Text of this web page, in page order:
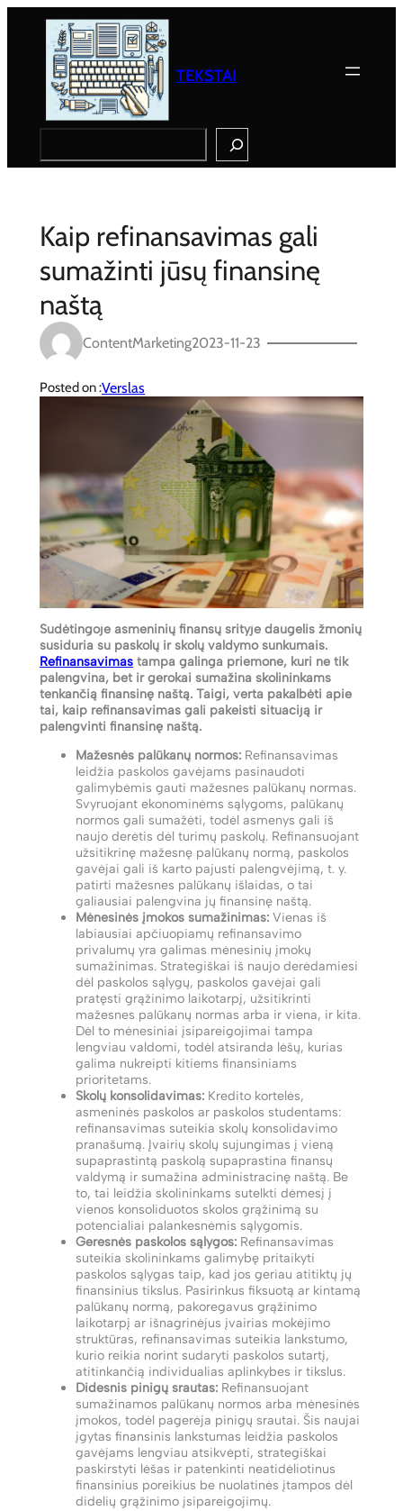
TEKSTAI
Kaip refinansavimas gali
sumažinti jūsų finansinę
naštą
ContentMarketing2023-11-23
Posted on :Verslas
Sudėtingoje asmeninių finansų srityje daugelis žmonių
susiduria su paskolų ir skolų valdymo sunkumais.
Refinansavimas tampa galinga priemone, kuri ne tik
palengvina, bet ir gerokai sumažina skolininkams
tenkančią finansinę naštą. Taigi, verta pakalbėti apie
tai, kaip refinansavimas gali pakeisti situaciją ir
palengvinti finansinę naštą.
Mažesnės palūkanų normos: Refinansavimas
leidžia paskolos gavėjams pasinaudoti
galimybėmis gauti mažesnes palūkanų normas.
Svyruojant ekonominėms sąlygoms, palūkanų
normos gali sumažėti, todėl asmenys gali iš
naujo derėtis dėl turimų paskolų. Refinansuojant
užsitikrinę mažesnę palūkanų normą, paskolos
gavėjai gali iš karto pajusti palengvėjimą, t. y.
patirti mažesnes palūkanų išlaidas, o tai
galiausiai palengvina jų finansinę naštą.
Mėnesinės įmokos sumažinimas: Vienas iš
labiausiai apčiuopiamų refinansavimo
privalumų yra galimas mėnesinių įmokų
sumažinimas. Strategiškai iš naujo derėdamiesi
dėl paskolos sąlygų, paskolos gavėjai gali
pratęsti grąžinimo laikotarpį, užsitikrinti
mažesnes palūkanų normas arba ir viena, ir kita.
Dėl to mėnesiniai įsipareigojimai tampa
lengviau valdomi, todėl atsiranda lėšų, kurias
galima nukreipti kitiems finansiniams
prioritetams.
Skolų konsolidavimas: Kredito kortelės,
asmeninės paskolos ar paskolos studentams:
refinansavimas suteikia skolų konsolidavimo
pranašumą. Įvairių skolų sujungimas į vieną
supaprastintą paskolą supaprastina finansų
valdymą ir sumažina administracinę naštą. Be
to, tai leidžia skolininkams sutelkti dėmesį į
vienos konsoliduotos skolos grąžinimą su
potencialiai palankesnėmis sąlygomis.
Geresnės paskolos sąlygos: Refinansavimas
suteikia skolininkams galimybę pritaikyti
paskolos sąlygas taip, kad jos geriau atitiktų jų
finansinius tikslus. Pasirinkus fiksuotą ar kintamą
palūkanų normą, pakoregavus grąžinimo
laikotarpį ar išnagrinėjus įvairias mokėjimo
struktūras, refinansavimas suteikia lankstumo,
kurio reikia norint sudaryti paskolos sutartį,
atitinkančią individualias aplinkybes ir tikslus.
Didesnis pinigų srautas: Refinansuojant
sumažinamos palūkanų normos arba mėnesinės
įmokos, todėl pagerėja pinigų srautai. Šis naujai
įgytas finansinis lankstumas leidžia paskolos
gavėjams lengviau atsikvėpti, strategiškai
paskirstyti lėšas ir patenkinti neatidėliotinus
finansinius poreikius be nuolatinės įtampos dėl
didelių grąžinimo įsipareigojimų.